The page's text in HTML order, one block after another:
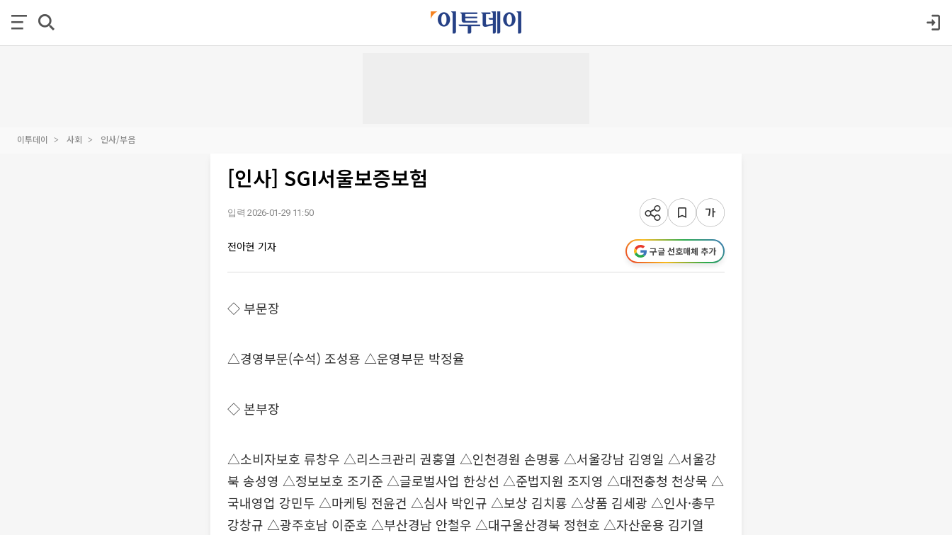
이투데이 사회 인사/부음
[인사] SGI서울보증보험
입력 2026-01-29 11:50
전아현 기자 구글 선호매체 추가
◇ 부문장
△경영부문(수석) 조성용 △운영부문 박정율
◇ 본부장
△소비자보호 류창우 △리스크관리 권홍열 △인천경원 손명룡 △서울강남 김영일 △서울강
북 송성영 △정보보호 조기준 △글로벌사업 한상선 △준법지원 조지영 △대전충청 천상묵 △
국내영업 강민두 △마케팅 전윤건 △심사 박인규 △보상 김치룡 △상품 김세광 △인사·총무
강창규 △광주호남 이준호 △부산경남 안철우 △대구울산경북 정현호 △자산운용 김기열